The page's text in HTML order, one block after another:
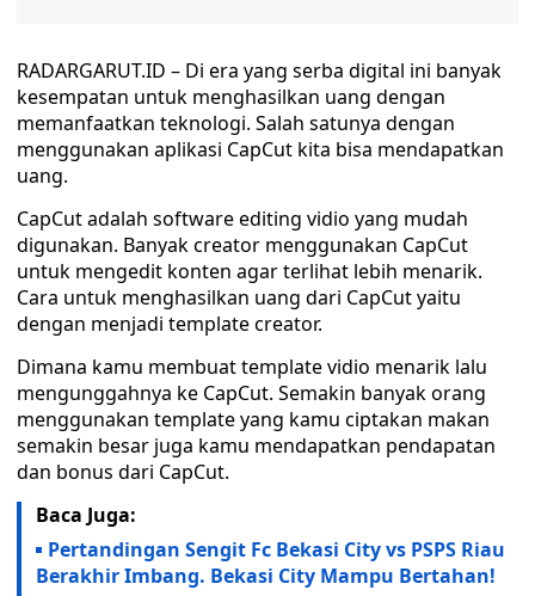
RADARGARUT.ID – Di era yang serba digital ini banyak
kesempatan untuk menghasilkan uang dengan
memanfaatkan teknologi. Salah satunya dengan
menggunakan aplikasi CapCut kita bisa mendapatkan
uang.
CapCut adalah software editing vidio yang mudah
digunakan. Banyak creator menggunakan CapCut
untuk mengedit konten agar terlihat lebih menarik.
Cara untuk menghasilkan uang dari CapCut yaitu
dengan menjadi template creator.
Dimana kamu membuat template vidio menarik lalu
mengunggahnya ke CapCut. Semakin banyak orang
menggunakan template yang kamu ciptakan makan
semakin besar juga kamu mendapatkan pendapatan
dan bonus dari CapCut.
Baca Juga:
Pertandingan Sengit Fc Bekasi City vs PSPS Riau
Berakhir Imbang. Bekasi City Mampu Bertahan!